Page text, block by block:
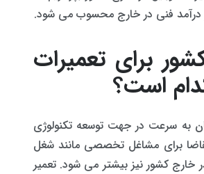
درآمد فنی در خارج محسوب می شود.
برای تعمیرات
است؟
به سرعت در جهت توسعه تکنولوژی
برای مشاغل تخصصی مانند شغل
خارج کشور نیز بیشتر می شود. تعمیر